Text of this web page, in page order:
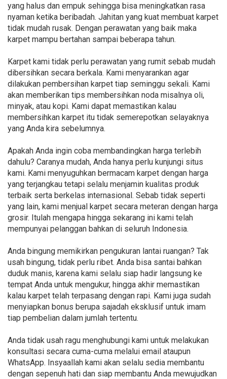
yang halus dan empuk sehingga bisa meningkatkan rasa
nyaman ketika beribadah. Jahitan yang kuat membuat karpet
tidak mudah rusak. Dengan perawatan yang baik maka
karpet mampu bertahan sampai beberapa tahun.
Karpet kami tidak perlu perawatan yang rumit sebab mudah
dibersihkan secara berkala. Kami menyarankan agar
dilakukan pembersihan karpet tiap seminggu sekali. Kami
akan memberikan tips membersihkan noda misalnya oli,
minyak, atau kopi. Kami dapat memastikan kalau
membersihkan karpet itu tidak semerepotkan selayaknya
yang Anda kira sebelumnya.
Apakah Anda ingin coba membandingkan harga terlebih
dahulu? Caranya mudah, Anda hanya perlu kunjungi situs
kami. Kami menyuguhkan bermacam karpet dengan harga
yang terjangkau tetapi selalu menjamin kualitas produk
terbaik serta berkelas internasional. Sebab tidak seperti
yang lain, kami menjual karpet secara meteran dengan harga
grosir. Itulah mengapa hingga sekarang ini kami telah
mempunyai pelanggan bahkan di seluruh Indonesia.
Anda bingung memikirkan pengukuran lantai ruangan? Tak
usah bingung, tidak perlu ribet. Anda bisa santai bahkan
duduk manis, karena kami selalu siap hadir langsung ke
tempat Anda untuk mengukur, hingga akhir memastikan
kalau karpet telah terpasang dengan rapi. Kami juga sudah
menyiapkan bonus berupa sajadah eksklusif untuk imam
tiap pembelian dalam jumlah tertentu.
Anda tidak usah ragu menghubungi kami untuk melakukan
konsultasi secara cuma-cuma melalui email ataupun
WhatsApp. Insyaallah kami akan selalu sedia membantu
dengan sepenuh hati dan siap membantu Anda mewujudkan